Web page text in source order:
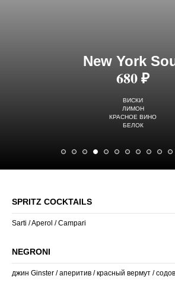
New York
680 ₽
ВИСКИ
ЛИМОН
КРАСНОЕ ВИНО
БЕЛОК
SPRITZ COCKTAILS
Sarti / Aperol / Campari
NEGRONI
джин Ginster / аперитив / красный вермут /